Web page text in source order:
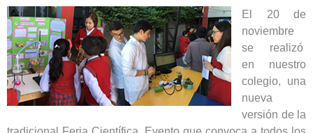
El 20 de
noviembre
se realizó
en nuestro
colegio, una
nueva
versión de la